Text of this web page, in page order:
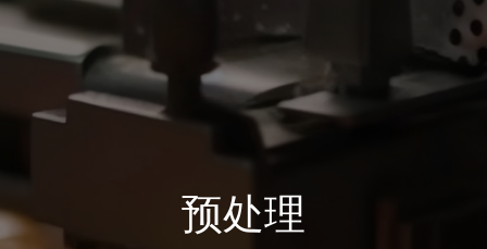
解决方案
产品中心
关于我们 预处理